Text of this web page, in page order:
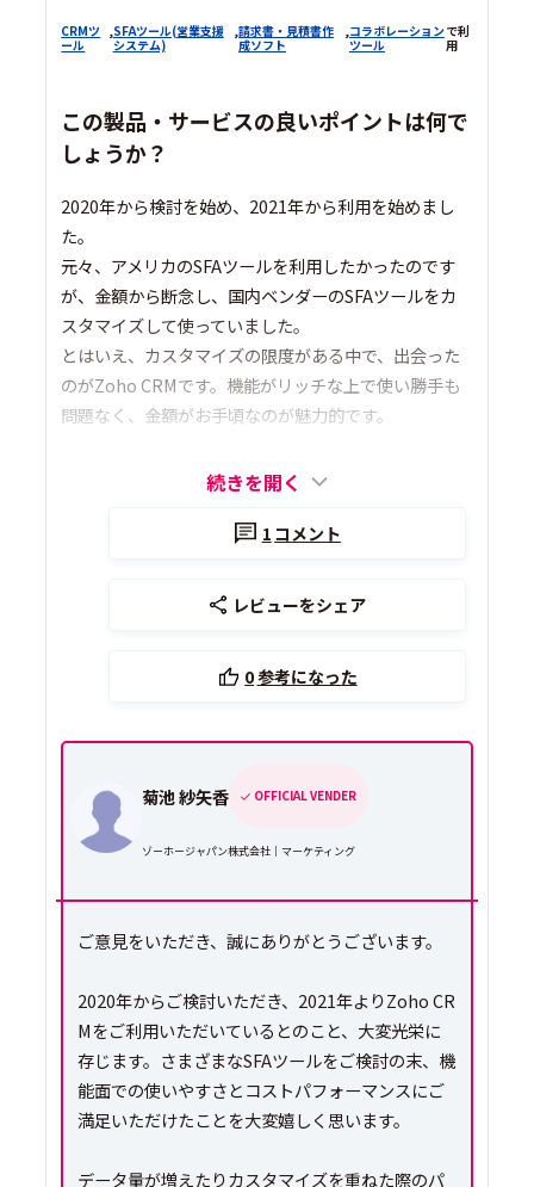
CRMツ
ール
,SFAツール(営業支援
システム)
,請求書・見積書作
成ソフト
,コラボレーション
ツール
で利
用
この製品・サービスの良いポイントは何で
しょうか？
2020年から検討を始め、2021年から利用を始めまし
た。
元々、アメリカのSFAツールを利用したかったのです
が、金額から断念し、国内ベンダーのSFAツールをカ
スタマイズして使っていました。
とはいえ、カスタマイズの限度がある中で、出会った
のがZoho CRMです。機能がリッチな上で使い勝手も
問題なく、金額がお手頃なのが魅力的です。
続きを開く
1 コメント
レビューをシェア
0参考になった
菊池 紗矢香 OFFICIAL VENDER
ゾーホージャパン株式会社｜マーケティング
ご意見をいただき、誠にありがとうございます。
2020年からご検討いただき、2021年よりZoho CR
Mをご利用いただいているとのこと、大変光栄に
存じます。さまざまなSFAツールをご検討の末、機
能面での使いやすさとコストパフォーマンスにご
満足いただけたことを大変嬉しく思います。
データ量が増えたりカスタマイズを重ねた際のパ